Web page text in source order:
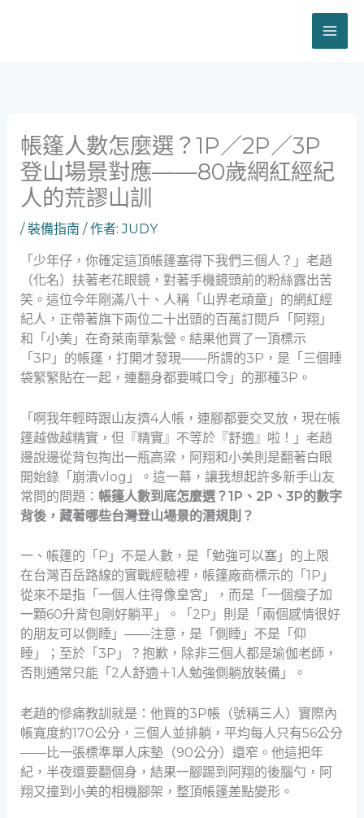
帳篷人數怎麼選？1P／2P／3P
登山場景對應——80歲網紅經紀
人的荒謬山訓
/裝備指南 / 作者:JUDY
「少年仔，你確定這頂帳篷塞得下我們三個人？」老趙
（化名）扶著老花眼鏡，對著手機鏡頭前的粉絲露出苦
笑。這位今年剛滿八十、人稱「山界老頑童」的網紅經
紀人，正帶著旗下兩位二十出頭的百萬訂閱戶「阿翔」
和「小美」在奇萊南華紮營。結果他買了一頂標示
「3P」的帳篷，打開才發現——所謂的3P，是「三個睡
袋緊緊貼在一起，連翻身都要喊口令」的那種3P。
「啊我年輕時跟山友擠4人帳，連腳都要交叉放，現在帳
篷越做越精實，但『精實』不等於『舒適』啦！」老趙
邊說邊從背包掏出一瓶高粱，阿翔和小美則是翻著白眼
開始錄「崩潰vlog」。這一幕，讓我想起許多新手山友
常問的問題： 帳篷人數到底怎麼選？1P、2P、3P的數字
背後，藏著哪些台灣登山場景的潛規則？
一、帳篷的「P」不是人數，是「勉強可以塞」的上限
在台灣百岳路線的實戰經驗裡，帳篷廠商標示的「1P」
從來不是指「一個人住得像皇宮」，而是「一個瘦子加
一顆60升背包剛好躺平」。「2P」則是「兩個感情很好
的朋友可以側睡」——注意，是「側睡」不是「仰
睡」；至於「3P」？抱歉，除非三個人都是瑜伽老師，
否則通常只能「2人舒適＋1人勉強側躺放裝備」。
老趙的慘痛教訓就是：他買的3P帳（號稱三人）實際內
帳寬度約170公分，三個人並排躺，平均每人只有56公分
——比一張標準單人床墊（90公分）還窄。他這把年
紀，半夜還要翻個身，結果一腳踢到阿翔的後腦勺，阿
翔又撞到小美的相機腳架，整頂帳篷差點變形。